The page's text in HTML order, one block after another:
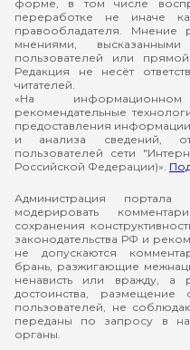
форме, в том числе
переработке не иначе
правообладателя. Мнение
мнениями,
пользователей или
Редакция не несёт
читателей.
«На
рекомендательные
предоставления
и анализа сведений,
пользователей сети
Российской Федерации)».
Администрация
модерировать
сохранения
законодательства РФ и
не допускаются
брань, разжигающие
ненависть или вражду, а
достоинства,
пользователей, не
переданы по запросу в
органы.